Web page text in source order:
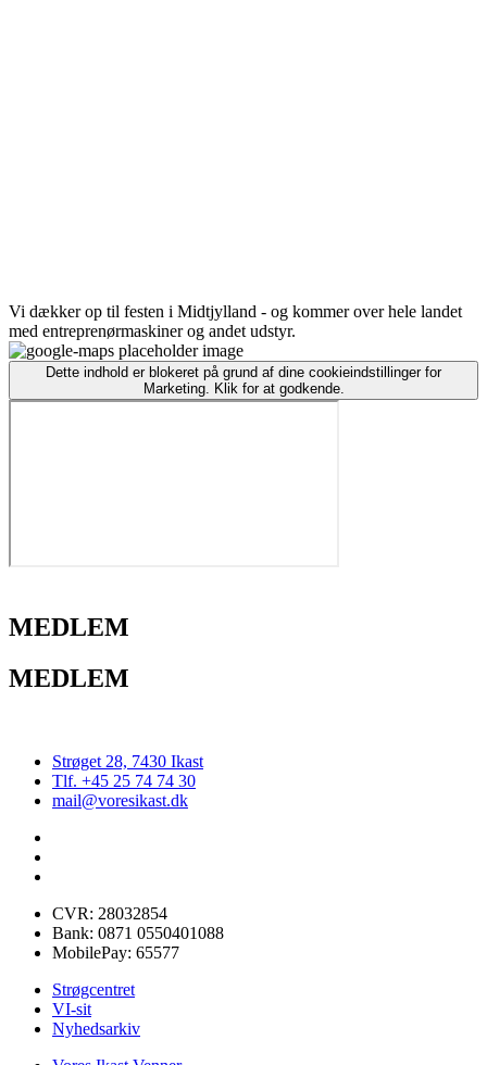
Vi dækker op til festen i Midtjylland - og kommer over hele landet
med entreprenørmaskiner og andet udstyr.
Dette indhold er blokeret på grund af dine cookieindstillinger for
Marketing. Klik for at godkende.
MEDLEM
MEDLEM
Strøget 28, 7430 Ikast
Tlf. +45 25 74 74 30
mail@voresikast.dk
CVR: 28032854
Bank: 0871 0550401088
MobilePay: 65577
Strøgcentret
VI-sit
Nyhedsarkiv